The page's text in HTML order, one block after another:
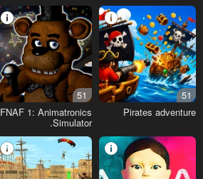
51
Pirates adventure
51
FNAF 1: Animatronics
Simulator.